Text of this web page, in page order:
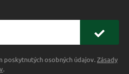
poskytnutých osobných údajov.Zásady
.